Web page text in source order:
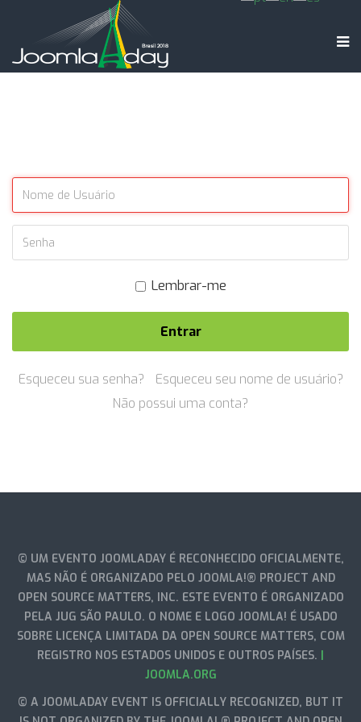
Lembrar-me
Entrar
Esqueceu sua senha?
Esqueceu seu nome de usuário?
Não possui uma conta?
© UM EVENTO JOOMLADAY É RECONHECIDO OFICIALMENTE,
MAS NÃO É ORGANIZADO PELO JOOMLA!® PROJECT AND
OPEN SOURCE MATTERS, INC. ESTE EVENTO É ORGANIZADO
PELA JUG SÃO PAULO. O NOME E LOGO JOOMLA! É USADO
SOBRE LICENÇA LIMITADA DA OPEN SOURCE MATTERS, COM
REGISTRO NOS ESTADOS UNIDOS E OUTROS PAÍSES. |
JOOMLA.ORG
© A JOOMLADAY EVENT IS OFFICIALLY RECOGNIZED, BUT IT